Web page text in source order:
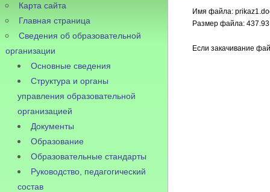
Карта сайта
Главная страница
Сведения об образовательной
организации
Основные сведения
Структура и органы
управления образовательной
организацией
Документы
Образование
Образовательные стандарты
Руководство, педагогический
состав
Имя файла:
Размер файла:
Если закачивание